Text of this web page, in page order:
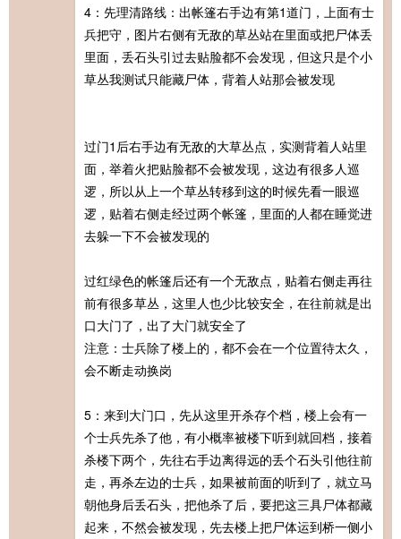
4：先理清路线：出帐篷右手边有第1道门，上面有士
兵把守，图片右侧有无敌的草丛站在里面或把尸体丢
里面，丢石头引过去贴脸都不会发现，但这只是个小
草丛我测试只能藏尸体，背着人站那会被发现
过门1后右手边有无敌的大草丛点，实测背着人站里
面，举着火把贴脸都不会被发现，这边有很多人巡
逻，所以从上一个草丛转移到这的时候先看一眼巡
逻，贴着右侧走经过两个帐篷，里面的人都在睡觉进
去躲一下不会被发现的
过红绿色的帐篷后还有一个无敌点，贴着右侧走再往
前有很多草丛，这里人也少比较安全，在往前就是出
口大门了，出了大门就安全了
注意：士兵除了楼上的，都不会在一个位置待太久，
会不断走动换岗
5：来到大门口，先从这里开杀存个档，楼上会有一
个士兵先杀了他，有小概率被楼下听到就回档，接着
杀楼下两个，先往右手边离得远的丢个石头引他往前
走，再杀左边的士兵，如果被前面的听到了，就立马
朝他身后丢石头，把他杀了后，要把这三具尸体都藏
起来，不然会被发现，先去楼上把尸体运到桥一侧小